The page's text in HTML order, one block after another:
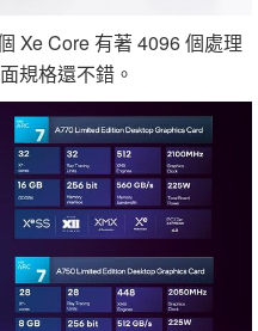
Xe Core 有著 4096 個處理
規格還不錯。